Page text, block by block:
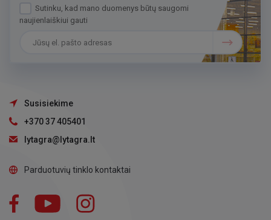
Sutinku, kad mano duomenys būtų saugomi
naujienlaiškiui gauti
Susisiekime
+370 37 405401
lytagra@lytagra.lt
Parduotuvių tinklo kontaktai
Facebook YouTube